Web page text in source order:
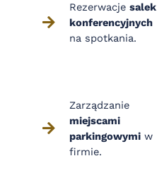
Rezerwacje salek
konferencyjnych
na spotkania.
Zarządzanie
miejscami
parkingowymi w
firmie.